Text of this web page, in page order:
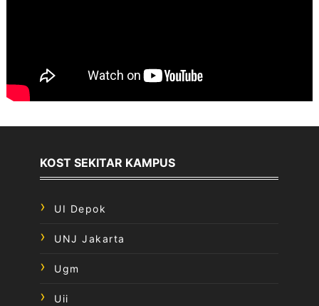
KOST SEKITAR KAMPUS
UI Depok
UNJ Jakarta
Ugm
Uii